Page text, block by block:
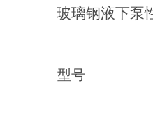
玻璃钢液下泵
型号